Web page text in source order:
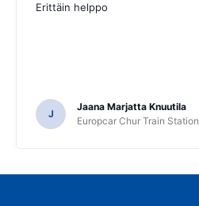
Erittäin helppo
J
Jaana Marjatta Knuutila
Europcar Chur Train Station